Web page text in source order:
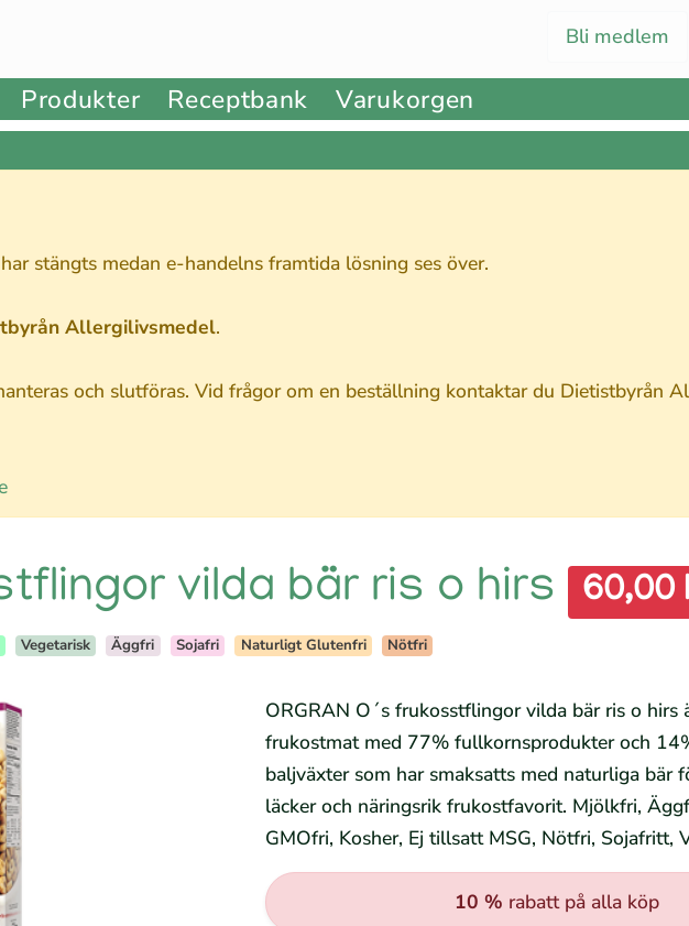
Bli medlem
Produkter Receptbank Varukorgen
stängts medan e-handelns framtida lösning ses över.
Allergilivsmedel.
och slutföras. Vid frågor om en beställning kontaktar du Dietistbyrån
vilda bär ris o hirs 60,00
Vegetarisk Äggfri Sojafri Naturligt Glutenfri Nötfri
ORGRAN O´s frukosstflingor vilda bär ris o hirs
frukostmat med 77% fullkornsprodukter och
baljväxter som har smaksatts med naturliga bär
läcker och näringsrik frukostfavorit. Mjölkfri,
GMOfri, Kosher, Ej tillsatt MSG, Nötfri, Sojafritt,
10 % rabatt på alla köp